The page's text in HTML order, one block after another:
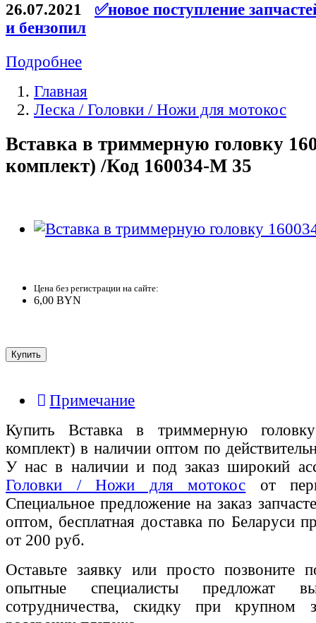
26.07.2021
✅новое поступление
и бензопил
Подробнее
Главная
Леска / Головки / Ножи для мотокос
Вставка в триммерную головку
комплект) /Код 160034-M 35
Цена без регистрации на сайте:
6,00 BYN
Примечание
Купить Вставка в триммерную
комплект) в наличии оптом по
У нас в наличии и под заказ широкий
Головки / Ножи для мотокос от
Специальное предложение на заказ
оптом, бесплатная доставка по Беларуси
от 200 руб.
Оставьте заявку или просто позвоните
опытные специалисты предложат
сотрудничества, скидку при крупном